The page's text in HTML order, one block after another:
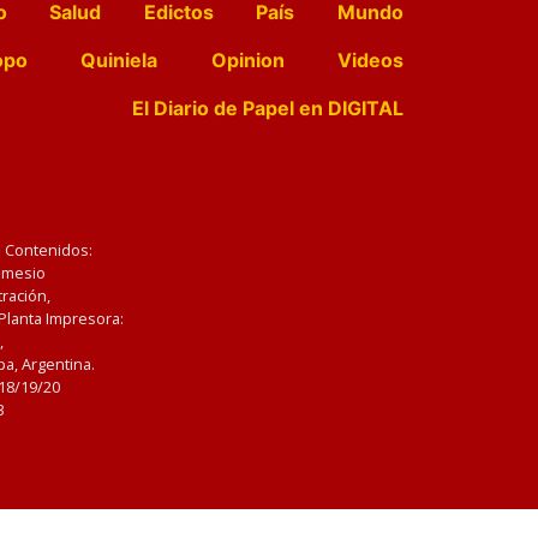
Salud Edictos País
Mundo
Quiniela Opinion
Videos
El Diario de Papel en DIGITAL
Impresora:
Argentina.
19/20